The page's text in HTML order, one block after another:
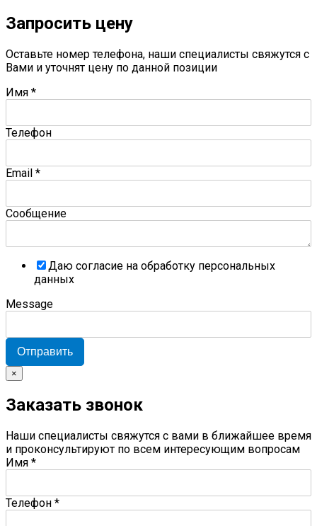
Запросить цену
Оставьте номер телефона, наши специалисты свяжутся с
Вами и уточнят цену по данной позиции
Имя *
Телефон
Email *
Сообщение
Даю согласие на обработку персональных
данных
Message
Отправить
×
Заказать звонок
Наши специалисты свяжутся с вами в ближайшее время
и проконсультируют по всем интересующим вопросам
Имя *
Телефон *